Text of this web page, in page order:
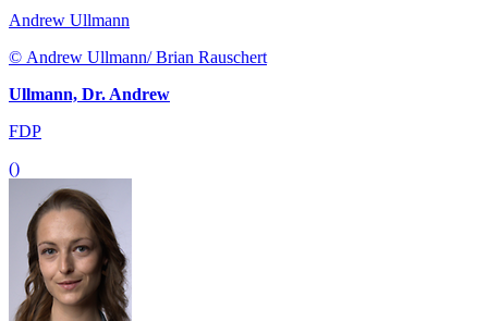
Andrew Ullmann
© Andrew Ullmann/ Brian Rauschert
Ullmann, Dr. Andrew
FDP
()